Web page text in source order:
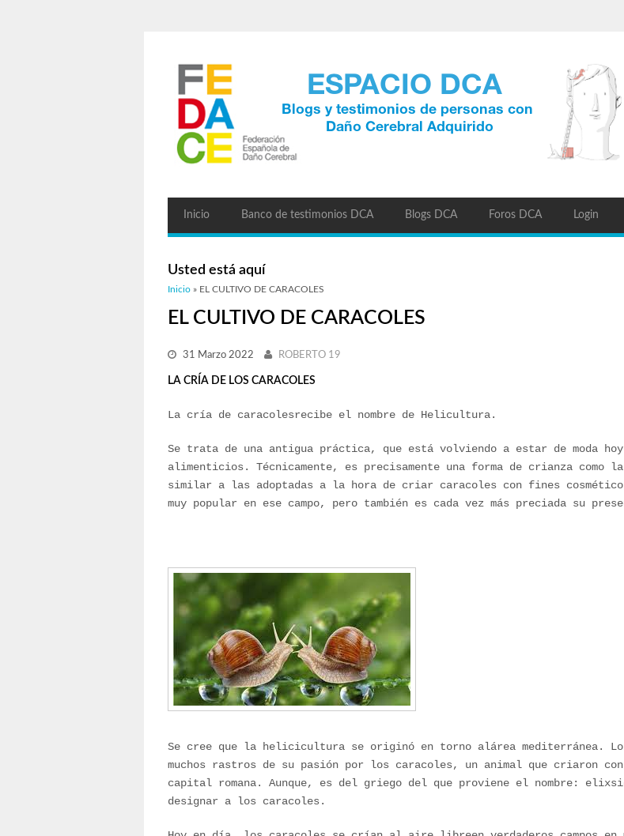
Inicio Banco de testimonios DCA Blogs DCA Foros DCA Login
Usted está aquí
Inicio » EL CULTIVO DE CARACOLES
EL CULTIVO DE CARACOLES
31 Marzo 2022 ROBERTO 19
LA CRÍA DE LOS CARACOLES
La cría de caracolesrecibe el nombre de Helicultura.
Se trata de una antigua práctica, que está volviendo a estar de moda
alimenticios. Técnicamente, es precisamente una forma de crianza como
similar a las adoptadas a la hora de criar caracoles con fines
muy popular en ese campo, pero también es cada vez más preciada su
Se cree que la helicicultura se originó en torno alárea mediterránea.
muchos rastros de su pasión por los caracoles, un animal que criaron
capital romana. Aunque, es del griego del que proviene el nombre:
designar a los caracoles.